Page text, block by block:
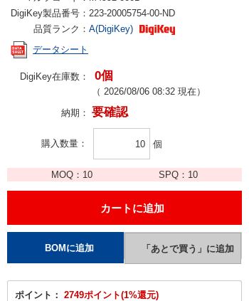
DigiKey製品番号： 223-20005754-00-ND
品質ランク： A(DigiKey)
データシート
DigiKey在庫数： 0個
（ 2026/08/06 08:32 現在）
納期： 要確認
購入数量 個
MOQ： 10 SPQ： 10
ポイント： 2749ポイント(1%還元)